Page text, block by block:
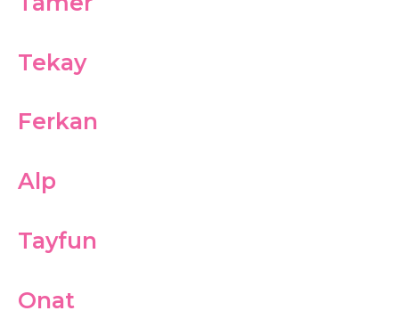
Tekay
Ferkan
Alp
Tayfun
Onat